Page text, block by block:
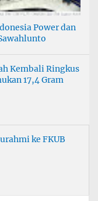
Power dan
FAB
Kembali Ringkus
17,4 Gram
ke FKUB